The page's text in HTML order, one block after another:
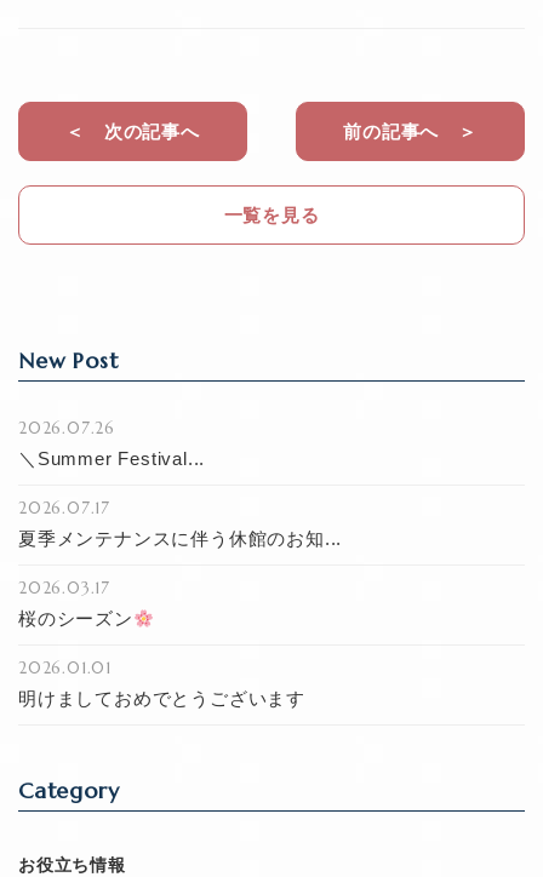
e
b
o
k
＜ 次の記事へ
一覧を見る
前の記事へ ＞
New Post
2026.07.26
＼Summer Festival...
2026.07.17
夏季メンテナンスに伴う休館のお知...
2026.03.17
桜のシーズン
2026.01.01
明けましておめでとうございます
Category
お役立ち情報